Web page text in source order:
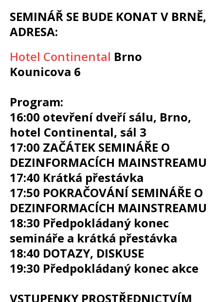
SEMINÁŘ SE BUDE KONAT V BRNĚ,
ADRESA:
Hotel Continental Brno
Kounicova 6
Program:
16:00 otevření dveří sálu, Brno,
hotel Continental, sál 3
17:00 ZAČÁTEK SEMINÁŘE O
DEZINFORMACÍCH MAINSTREAMU
17:40 Krátká přestávka
17:50 POKRAČOVÁNÍ SEMINÁŘE O
DEZINFORMACÍCH MAINSTREAMU
18:30 Předpokládaný konec
semináře a krátká přestávka
18:40 DOTAZY, DISKUSE
19:30 Předpokládaný konec akce
VSTUPENKY PROSTŘEDNICTVÍM